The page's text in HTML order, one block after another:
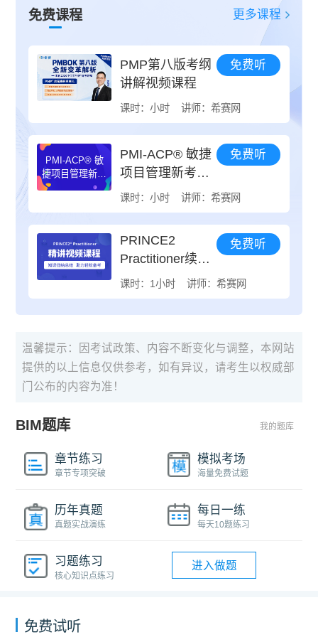
免费课程 更多课程
PMP第八版考纲
讲解视频课程
免费听
课时：小时 讲师：希赛网
PMI-ACP® 敏
捷项目管理新考
PMI-ACP® 敏捷
项目管理新考纲
新趋势
免费听
课时：小时 讲师：希赛网
PRINCE2
Practitioner续证
指导
免费听
课时：1小时 讲师：希赛网
温馨提示：因考试政策、内容不断变化与调整，本网站
提供的以上信息仅供参考，如有异议，请考生以权威部
门公布的内容为准！
BIM题库 我的题库
章节练习
章节专项突破
模拟考场
海量免费试题
历年真题
真题实战演练
每日一练
每天10题练习
习题练习
核心知识点练习
进入做题
免费试听